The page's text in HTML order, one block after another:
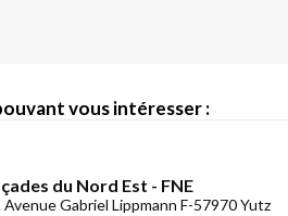
vous intéresser :
du Nord Est - FNE
Avenue Gabriel Lippmann F-57970 Yutz